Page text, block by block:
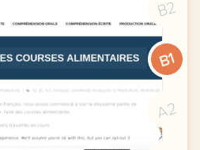
B2
B1
A2